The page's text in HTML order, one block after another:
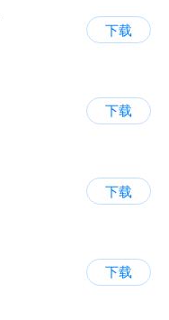
下载
下载
下载
下载